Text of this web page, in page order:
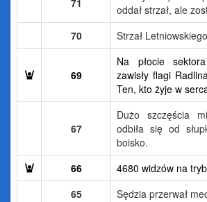
71
oddał strzał, ale
70
Strzał
69
Na płocie
zawisły flagi
Ten, kto żyje w
67
Dużo szczęścia
odbiła się od
boisko.
66
4680 widzów na
65
Sędzia przerwał